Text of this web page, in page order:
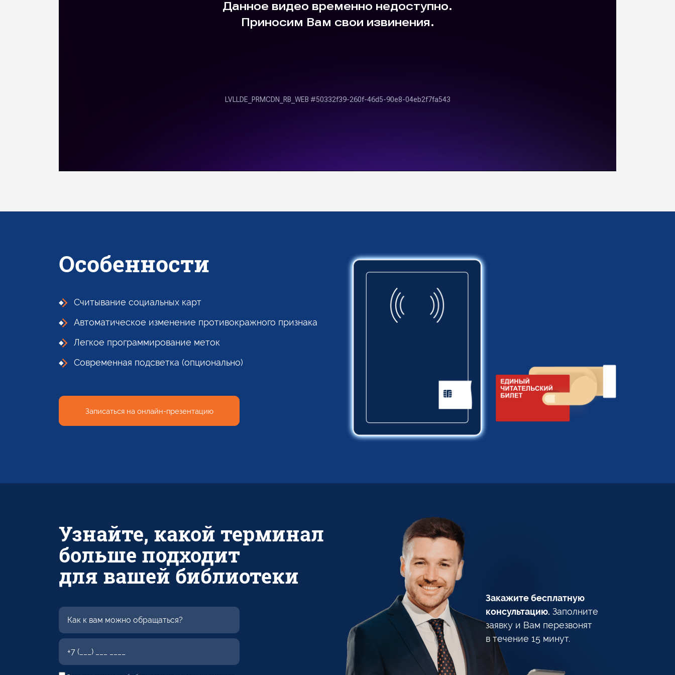
Особенности
Считывание социальных карт
Автоматическое изменение противокражного признака
Легкое программирование меток
Современная подсветка (опционально)
Записаться на онлайн-презентацию
Узнайте, какой терминал
больше подходит
для вашей библиотеки
Закажите бесплатную
консультацию. Заполните
заявку и Вам перезвонят
в течение 15 минут.